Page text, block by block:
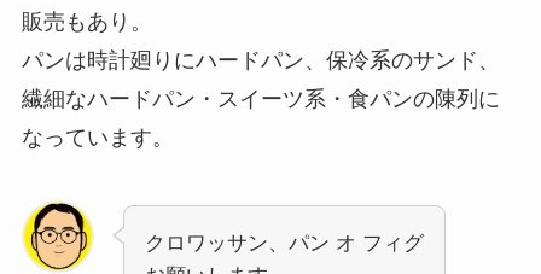
販売もあり。
パンは時計廻りにハードパン、保冷系のサンド、
繊細なハードパン・スイーツ系・食パンの陳列に
なっています。
クロワッサン、パン オ フィグ